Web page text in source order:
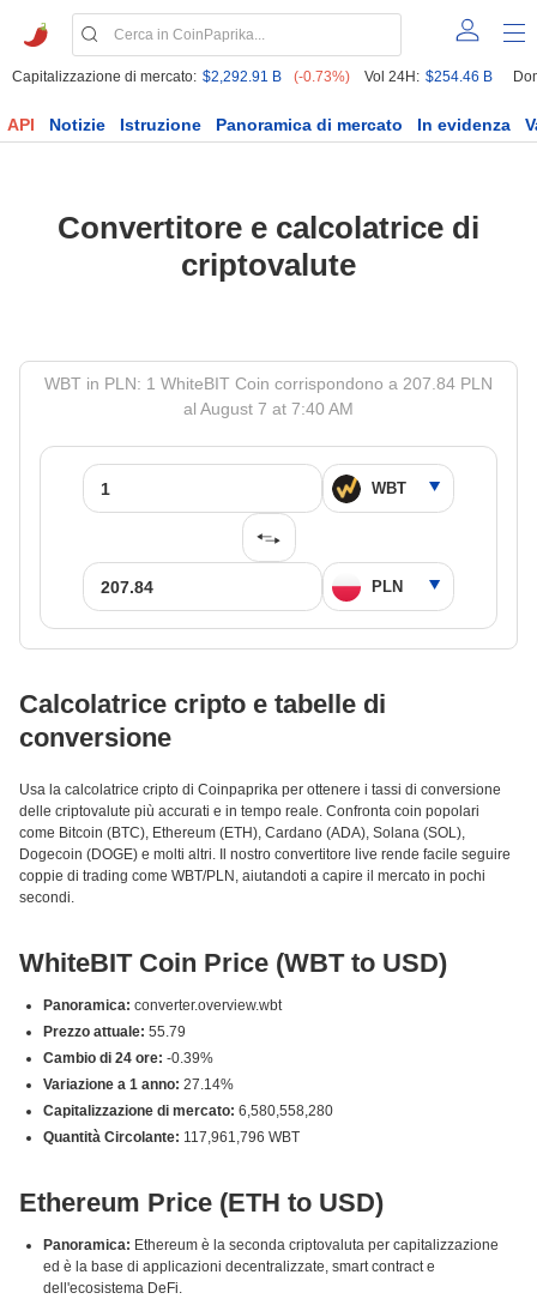
Capitalizzazione di mercato: $2,292.91 B (-0.73%) Vol 24H: $254.46 B
API Notizie Istruzione Panoramica di mercato In evidenza
Convertitore e calcolatrice di
criptovalute
WBT in PLN: 1 WhiteBIT Coin corrispondono a 207.84 PLN
al August 7 at 7:40 AM
Calcolatrice cripto e tabelle di
conversione
Usa la calcolatrice cripto di Coinpaprika per ottenere i tassi di conversione
delle criptovalute più accurati e in tempo reale. Confronta coin popolari
come Bitcoin (BTC), Ethereum (ETH), Cardano (ADA), Solana (SOL),
Dogecoin (DOGE) e molti altri. Il nostro convertitore live rende facile seguire
coppie di trading come WBT/PLN, aiutandoti a capire il mercato in pochi
secondi.
WhiteBIT Coin Price (WBT to USD)
Panoramica: converter.overview.wbt
Prezzo attuale: 55.79
Cambio di 24 ore: -0.39%
Variazione a 1 anno: 27.14%
Capitalizzazione di mercato: 6,580,558,280
Quantità Circolante: 117,961,796 WBT
Ethereum Price (ETH to USD)
Panoramica: Ethereum è la seconda criptovaluta per capitalizzazione
ed è la base di applicazioni decentralizzate, smart contract e
dell'ecosistema DeFi.